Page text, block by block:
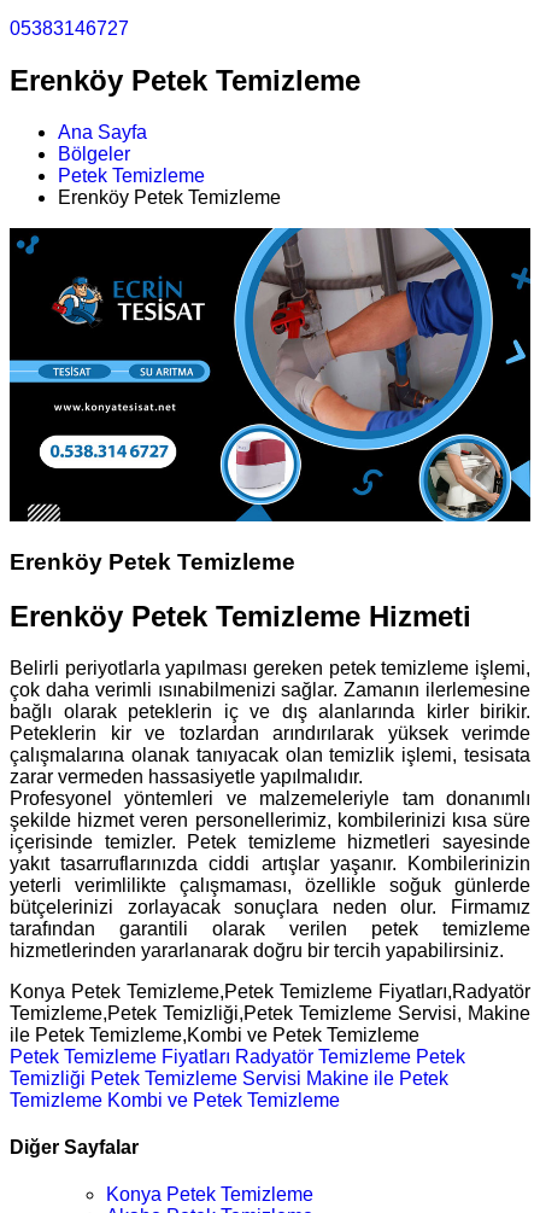
05383146727
Erenköy Petek Temizleme
Ana Sayfa
Bölgeler
Petek Temizleme
Erenköy Petek Temizleme
Erenköy Petek Temizleme
Erenköy Petek Temizleme Hizmeti
Belirli periyotlarla yapılması gereken petek temizleme işlemi,
çok daha verimli ısınabilmenizi sağlar. Zamanın ilerlemesine
bağlı olarak peteklerin iç ve dış alanlarında kirler birikir.
Peteklerin kir ve tozlardan arındırılarak yüksek verimde
çalışmalarına olanak tanıyacak olan temizlik işlemi, tesisata
zarar vermeden hassasiyetle yapılmalıdır.
Profesyonel yöntemleri ve malzemeleriyle tam donanımlı
şekilde hizmet veren personellerimiz, kombilerinizi kısa süre
içerisinde temizler. Petek temizleme hizmetleri sayesinde
yakıt tasarruflarınızda ciddi artışlar yaşanır. Kombilerinizin
yeterli verimlilikte çalışmaması, özellikle soğuk günlerde
bütçelerinizi zorlayacak sonuçlara neden olur. Firmamız
tarafından garantili olarak verilen petek temizleme
hizmetlerinden yararlanarak doğru bir tercih yapabilirsiniz.
Konya Petek Temizleme,Petek Temizleme Fiyatları,Radyatör
Temizleme,Petek Temizliği,Petek Temizleme Servisi, Makine
ile Petek Temizleme,Kombi ve Petek Temizleme
Petek Temizleme Fiyatları Radyatör Temizleme Petek
Temizliği Petek Temizleme Servisi Makine ile Petek
Temizleme Kombi ve Petek Temizleme
Diğer Sayfalar
Konya Petek Temizleme